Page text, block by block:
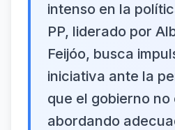
intenso en la
PP, liderado por
Feijóo, busca
iniciativa ante la
que el gobierno no
abordando